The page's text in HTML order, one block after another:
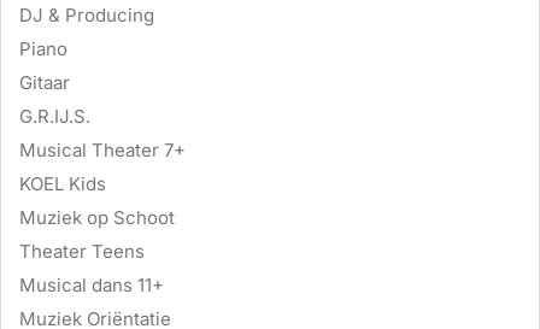
DJ & Producing
Piano
Gitaar
G.R.IJ.S.
Musical Theater 7+
KOEL Kids
Muziek op Schoot
Theater Teens
Musical dans 11+
Muziek Oriëntatie